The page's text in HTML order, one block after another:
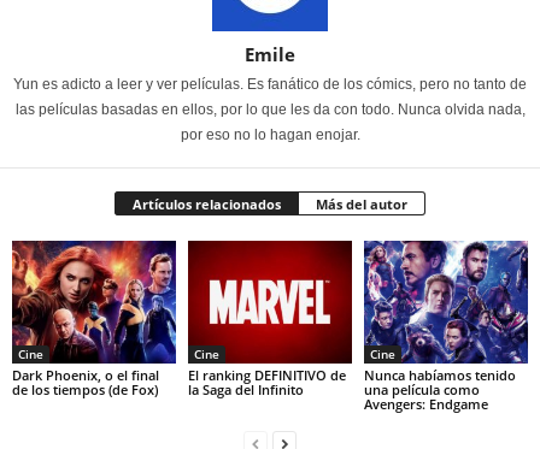
Emile
Yun es adicto a leer y ver películas. Es fanático de los cómics, pero no tanto de
las películas basadas en ellos, por lo que les da con todo. Nunca olvida nada,
por eso no lo hagan enojar.
Artículos relacionados Más del autor
Cine
Dark Phoenix, o el final
de los tiempos (de Fox)
Cine
El ranking DEFINITIVO de
la Saga del Infinito
Cine
Nunca habíamos tenido
una película como
Avengers: Endgame